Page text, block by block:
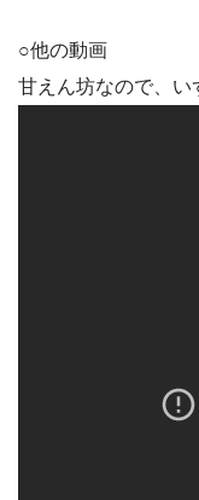
○他の動画
甘えん坊なので、い